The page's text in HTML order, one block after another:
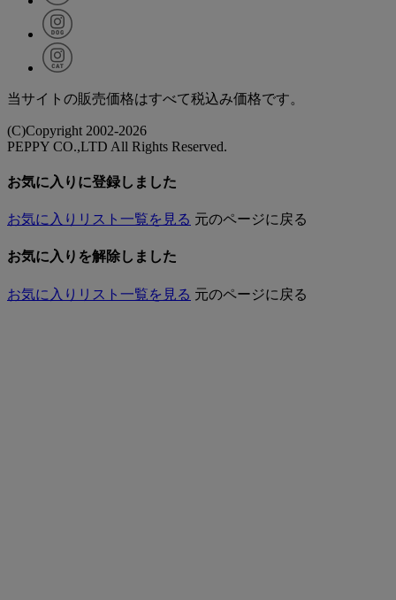
当サイトの販売価格はすべて税込み価格です。
(C)Copyright 2002-2026
PEPPY CO.,LTD All Rights Reserved.
お気に入りに登録しました
お気に入りリスト一覧を見る 元のページに戻る
お気に入りを解除しました
お気に入りリスト一覧を見る 元のページに戻る